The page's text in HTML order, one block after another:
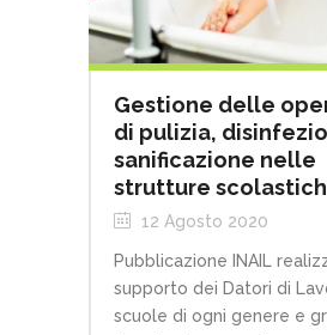
Gestione delle
di pulizia,
sanificazione nelle
strutture
12 Agosto 2020
Pubblicazione INAIL
supporto dei Datori di
scuole di ogni genere e